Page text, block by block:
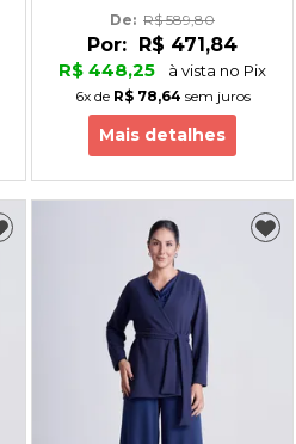
De: R$ 589,80
Por: R$ 471,84
R$ 448,25
à vista no Pix
6xde R$ 78,64 sem juros
Mais detalhes